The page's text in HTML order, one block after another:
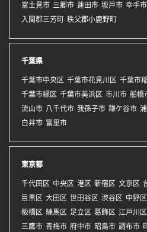
富士見市 三郷市 蓮田市 坂戸市 幸手市
入間郡三芳町 秩父郡小鹿野町
千葉県
千葉市中央区 千葉市花見川区 千葉市
千葉市緑区 千葉市美浜区 市川市 船橋
流山市 八千代市 我孫子市 鎌ケ谷市
白井市 富里市
東京都
千代田区 中央区 港区 新宿区 文京区
目黒区 大田区 世田谷区 渋谷区 中野区
板橋区 練馬区 足立区 葛飾区 江戸川区
三鷹市 青梅市 府中市 昭島市 調布市